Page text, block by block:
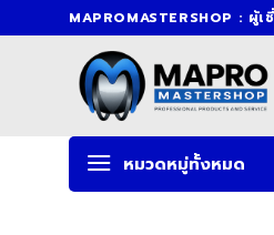
to
MAPROMASTERSHOP : ผู้
หมวดหมู่ทั้งหมด